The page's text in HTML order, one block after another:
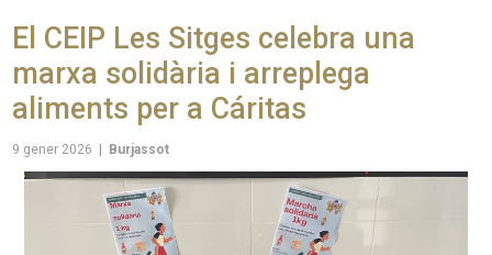
El CEIP Les Sitges celebra una
marxa solidària i arreplega
aliments per a Cáritas
9 gener 2026 Burjassot